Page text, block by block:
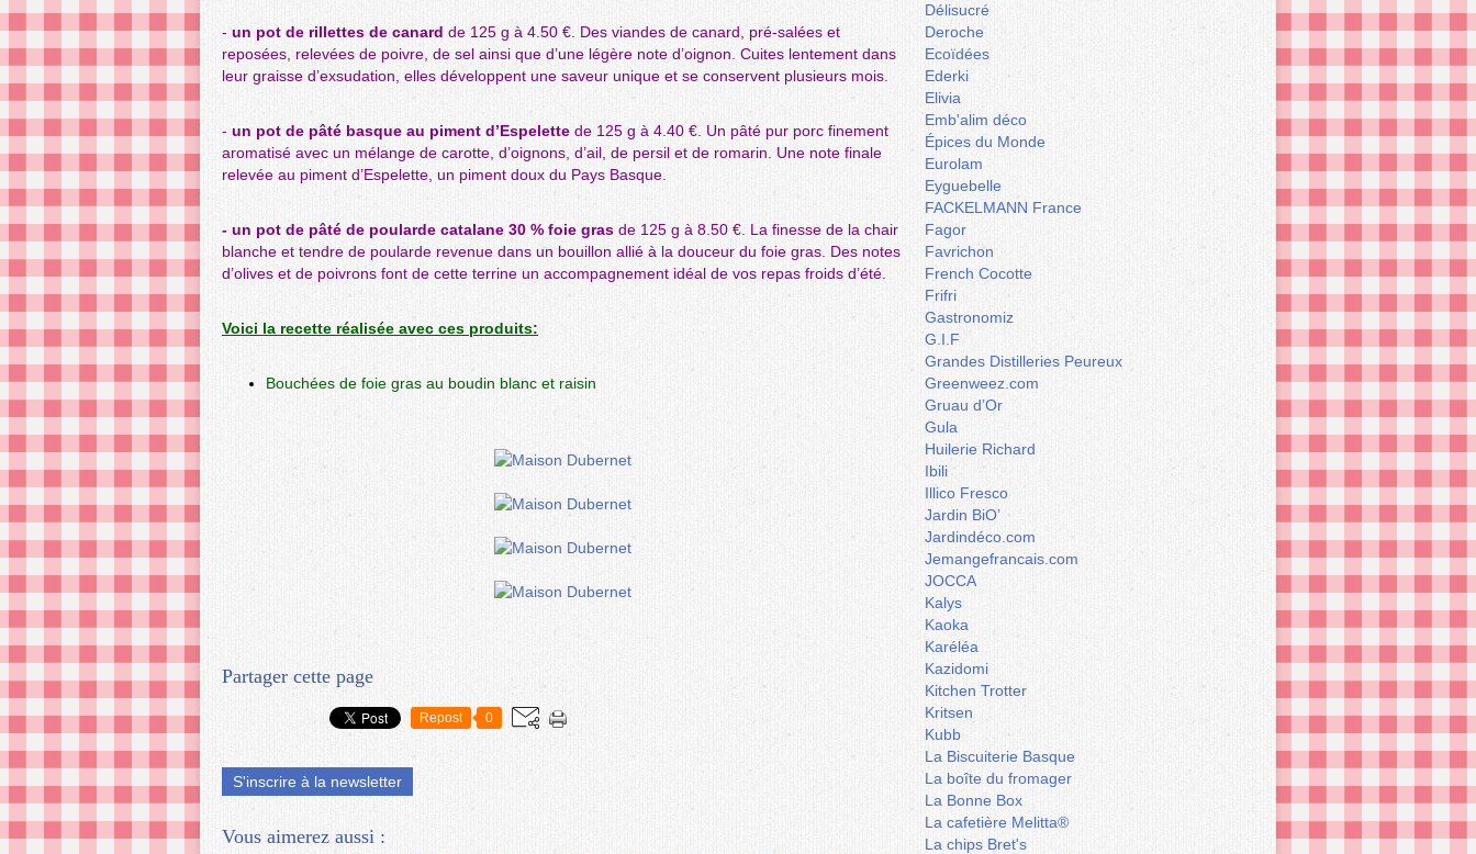
- un pot de rillettes de canard de 125 g à 4.50 €. Des viandes de canard, pré-salées et
reposées, relevées de poivre, de sel ainsi que d’une légère note d’oignon. Cuites lentement dans
leur graisse d’exsudation, elles développent une saveur unique et se conservent plusieurs mois.
- un pot de pâté basque au piment d’Espelette de 125 g à 4.40 €. Un pâté pur porc finement
aromatisé avec un mélange de carotte, d’oignons, d’ail, de persil et de romarin. Une note finale
relevée au piment d’Espelette, un piment doux du Pays Basque.
- un pot de pâté de poularde catalane 30 % foie gras de 125 g à 8.50 €. La finesse de la chair
blanche et tendre de poularde revenue dans un bouillon allié à la douceur du foie gras. Des notes
d’olives et de poivrons font de cette terrine un accompagnement idéal de vos repas froids d’été.
Voici la recette réalisée avec ces produits:
Bouchées de foie gras au boudin blanc et raisin
Partager cette page
Repost 0
S'inscrire à la newsletter
Vous aimerez aussi :
Délisucré
Deroche
Ecoïdées
Ederki
Elivia
Emb'alim déco
Épices du Monde
Eurolam
Eyguebelle
FACKELMANN France
Fagor
Favrichon
French Cocotte
Frifri
Gastronomiz
G.I.F
Grandes Distilleries Peureux
Greenweez.com
Gruau d’Or
Gula
Huilerie Richard
Ibili
Illico Fresco
Jardin BiO’
Jardindéco.com
Jemangefrancais.com
JOCCA
Kalys
Kaoka
Karéléa
Kazidomi
Kitchen Trotter
Kritsen
Kubb
La Biscuiterie Basque
La boîte du fromager
La Bonne Box
La cafetière Melitta®
La chips Bret's